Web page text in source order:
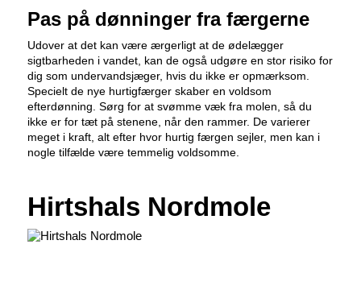
Pas på dønninger fra færgerne
Udover at det kan være ærgerligt at de ødelægger
sigtbarheden i vandet, kan de også udgøre en stor risiko for
dig som undervandsjæger, hvis du ikke er opmærksom.
Specielt de nye hurtigfærger skaber en voldsom
efterdønning. Sørg for at svømme væk fra molen, så du
ikke er for tæt på stenene, når den rammer. De varierer
meget i kraft, alt efter hvor hurtig færgen sejler, men kan i
nogle tilfælde være temmelig voldsomme.
Hirtshals Nordmole